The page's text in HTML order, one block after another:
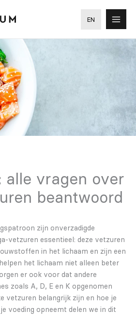
EN
alle vragen over
beantwoord
zijn onverzadigde
vetzuren essentieel: deze vetzuren
in het lichaam en zijn een
het lichaam niet alleen beter
er ook voor dat andere
zoals A, D, E en K opgenomen
vetzuren belangrijk zijn en hoe je
voeding opneemt delen we in dit